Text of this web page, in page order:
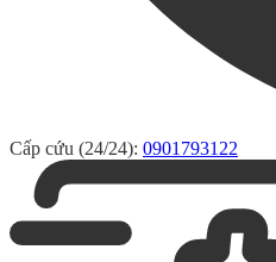
Cấp cứu (24/24): 0901793122